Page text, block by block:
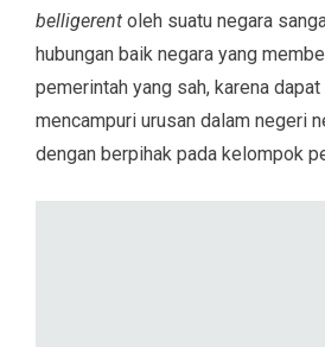
belligerent oleh suatu negara
hubungan baik negara yang
pemerintah yang sah, karena
mencampuri urusan dalam negeri
dengan berpihak pada kelompok